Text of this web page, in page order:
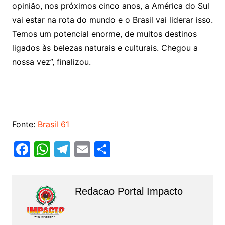
opinião, nos próximos cinco anos, a América do Sul
vai estar na rota do mundo e o Brasil vai liderar isso.
Temos um potencial enorme, de muitos destinos
ligados às belezas naturais e culturais. Chegou a
nossa vez”, finalizou.
Fonte: Brasil 61
F
e
b
W
at
s
A
T
gr
E
l
S
e
Redacao Portal Impacto